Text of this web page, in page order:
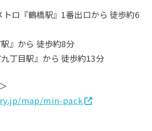
ロ『鶴橋駅』1番出口から 徒歩約6
』から 徒歩約8分
丁目駅』から 徒歩約13分
map/min-pack